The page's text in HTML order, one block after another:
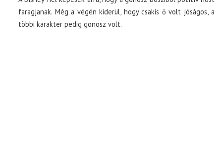
TOP10
faragjanak. Még a végén kiderül, hogy csakis ő volt jóságos, a
többi karakter pedig gonosz volt.